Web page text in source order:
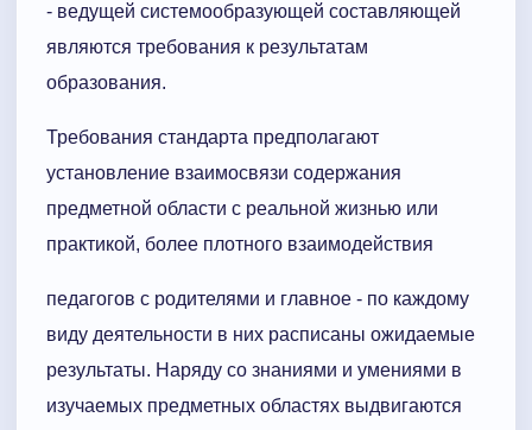
- ведущей системообразующей составляющей
являются требования к результатам
образования.
Требования стандарта предполагают
установление взаимосвязи содержания
предметной области с реальной жизнью или
практикой, более плотного взаимодействия
педагогов с родителями и главное - по каждому
виду деятельности в них расписаны ожидаемые
результаты. Наряду со знаниями и умениями в
изучаемых предметных областях выдвигаются